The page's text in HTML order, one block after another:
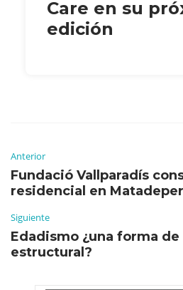
Care en su
edición
Anterior
Fundació Vallparadís
residencial en
Siguiente
Edadismo ¿una forma
estructural?